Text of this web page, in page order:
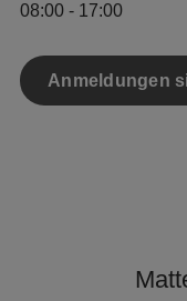
08:00 - 17:00
Anmeldungen